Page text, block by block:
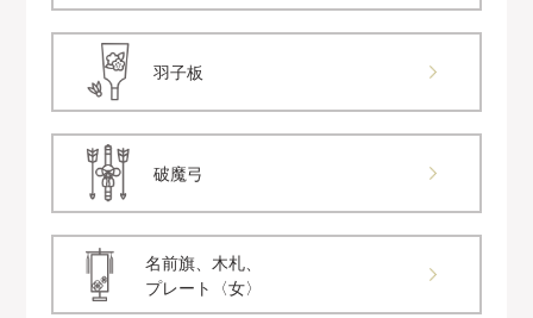
羽子板
破魔弓
名前旗、木札、
プレート〈女〉